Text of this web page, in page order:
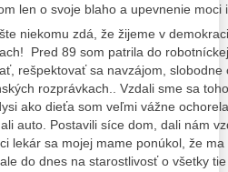
len o svoje blaho a upevnenie moci
niekomu zdá, že žijeme v
Pred 89 som patrila do
rešpektovať sa navzájom,
rozprávkach.. Vzdali sme sa
ako dieťa som veľmi vážne
auto. Postavili síce dom, dali nám
lekár sa mojej mame ponúkol, že
ale do dnes na starostlivosť o všetky